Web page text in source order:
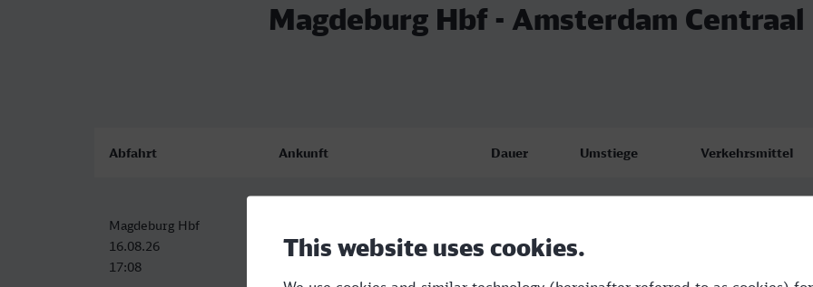
Magdeburg Hbf - Amsterdam Centraal
Abfahrt Ankunft Dauer Umstiege Verkehrsmittel
Magdeburg Hbf
16.08.26
17:08
16.08.26